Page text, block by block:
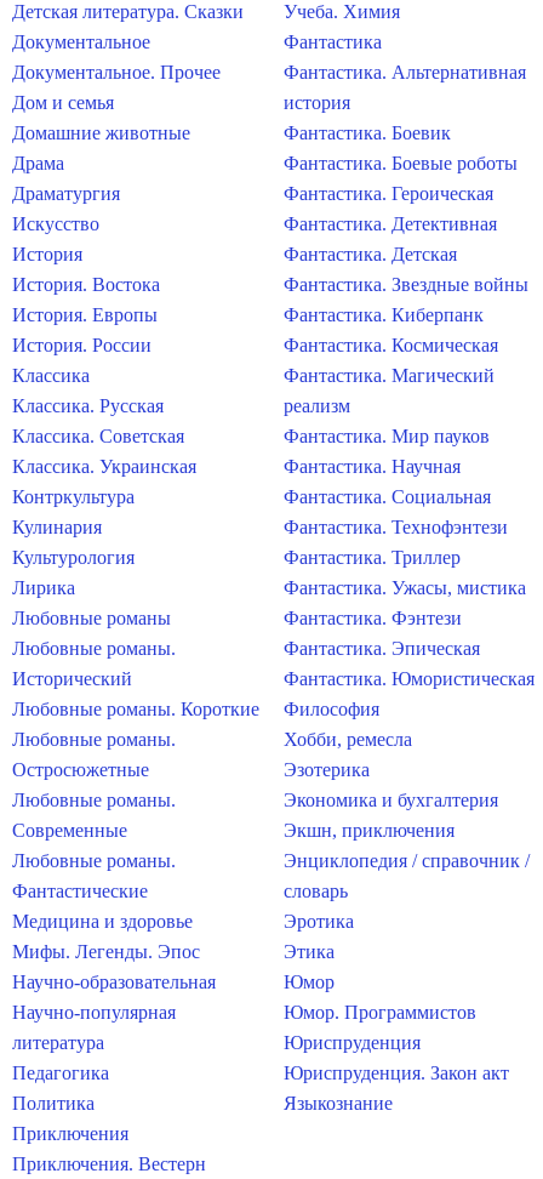
Детская литература. Сказки
Документальное
Документальное. Прочее
Дом и семья
Домашние животные
Драма
Драматургия
Искусство
История
История. Востока
История. Европы
История. России
Классика
Классика. Русская
Классика. Советская
Классика. Украинская
Контркультура
Кулинария
Культурология
Лирика
Любовные романы
Любовные романы.
Исторический
Любовные романы. Короткие
Любовные романы.
Остросюжетные
Любовные романы.
Современные
Любовные романы.
Фантастические
Медицина и здоровье
Мифы. Легенды. Эпос
Научно-образовательная
Научно-популярная
литература
Педагогика
Политика
Приключения
Приключения. Вестерн
Учеба. Химия
Фантастика
Фантастика. Альтернативная
история
Фантастика. Боевик
Фантастика. Боевые роботы
Фантастика. Героическая
Фантастика. Детективная
Фантастика. Детская
Фантастика. Звездные войны
Фантастика. Киберпанк
Фантастика. Космическая
Фантастика. Магический
реализм
Фантастика. Мир пауков
Фантастика. Научная
Фантастика. Социальная
Фантастика. Технофэнтези
Фантастика. Триллер
Фантастика. Ужасы, мистика
Фантастика. Фэнтези
Фантастика. Эпическая
Фантастика. Юмористическая
Философия
Хобби, ремесла
Эзотерика
Экономика и бухгалтерия
Экшн, приключения
Энциклопедия / справочник /
словарь
Эротика
Этика
Юмор
Юмор. Программистов
Юриспруденция
Юриспруденция. Закон акт
Языкознание